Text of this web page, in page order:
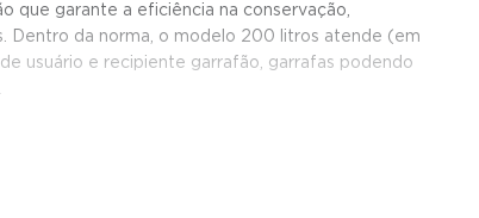
que garante a eficiência na conservação,
Dentro da norma, o modelo 200 litros atende (em
usuário e recipiente garrafão, garrafas podendo